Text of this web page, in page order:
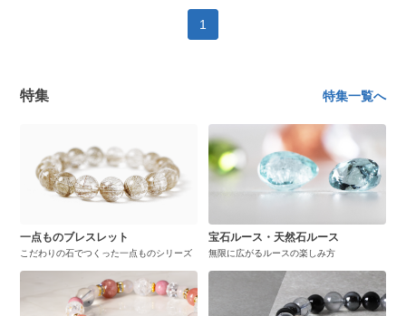
1
特集 特集一覧へ
一点ものブレスレット
こだわりの石でつくった一点ものシリーズ
宝石ルース・天然石ルース
無限に広がるルースの楽しみ方